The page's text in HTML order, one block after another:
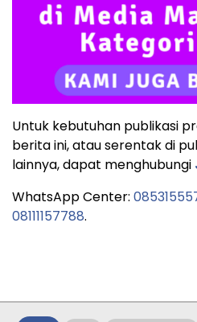
Untuk kebutuhan publikasi
berita ini, atau serentak di
lainnya, dapat menghubungi
WhatsApp Center:
08111157788.